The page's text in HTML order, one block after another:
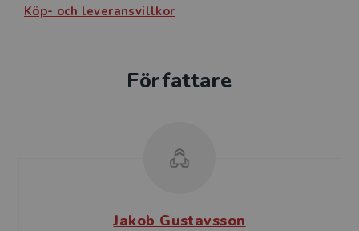
Köp- och leveransvillkor
Författare
Jakob Gustavsson